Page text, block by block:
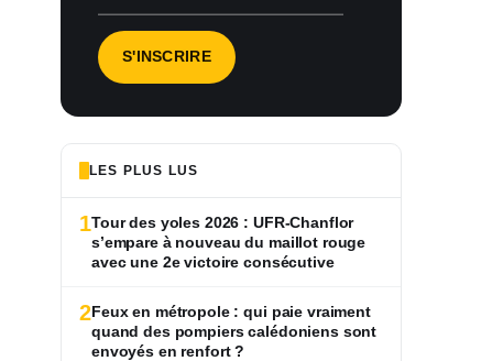
LES PLUS LUS
1Tour des yoles 2026 : UFR-Chanflor
s’empare à nouveau du maillot rouge
avec une 2e victoire consécutive
2Feux en métropole : qui paie vraiment
quand des pompiers calédoniens sont
envoyés en renfort ?